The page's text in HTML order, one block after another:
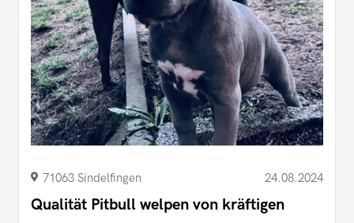
71063 Sindelfingen 24.08.2024
Qualität Pitbull welpen von kräftigen